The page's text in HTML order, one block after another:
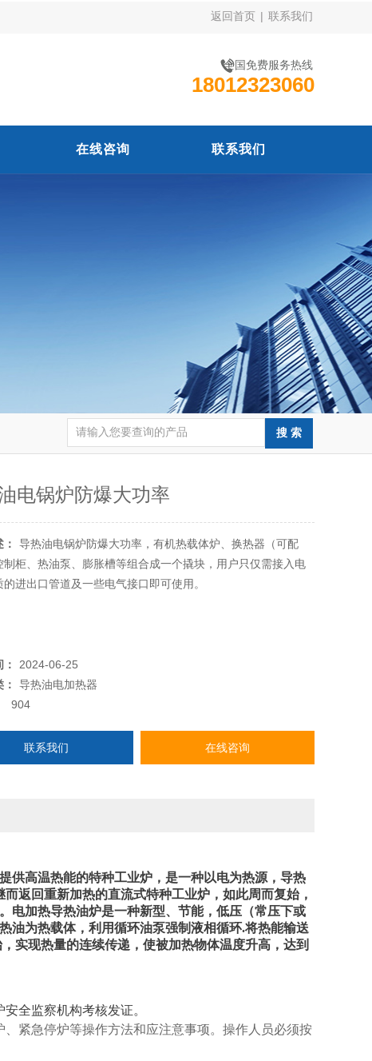
返回首页 | 联系我们
全国免费服务热线
18012323060
在线咨询 联系我们
电锅炉防爆大功率
导热油电锅炉防爆大功率，有机热载体炉、换热器（可配
制柜、热油泵、膨胀槽等组合成一个撬块，用户只仅需接入电
进出口管道及一些电气接口即可使用。
2024-06-25
导热油电加热器
904
联系我们 在线咨询
供高温热能的特种工业炉，是一种以电为热源，导热
返回重新加热的直流式特种工业炉，如此周而复始，
电加热导热油炉是一种新型、节能，低压（常压下或
油为热载体，利用循环油泵强制液相循环.将热能输送
实现热量的连续传递，使被加热物体温度升高，达到
全监察机构考核发证。
紧急停炉等操作方法和应注意事项。操作人员必须按